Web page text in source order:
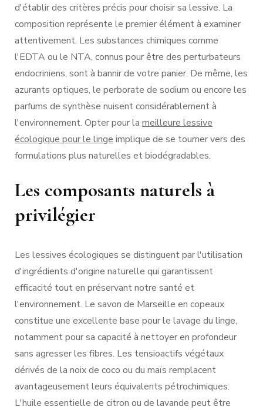
d'établir des critères précis pour choisir sa lessive. La
composition représente le premier élément à examiner
attentivement. Les substances chimiques comme
l'EDTA ou le NTA, connus pour être des perturbateurs
endocriniens, sont à bannir de votre panier. De même, les
azurants optiques, le perborate de sodium ou encore les
parfums de synthèse nuisent considérablement à
l'environnement. Opter pour la meilleure lessive
écologique pour le linge implique de se tourner vers des
formulations plus naturelles et biodégradables.
Les composants naturels à
privilégier
Les lessives écologiques se distinguent par l'utilisation
d'ingrédients d'origine naturelle qui garantissent
efficacité tout en préservant notre santé et
l'environnement. Le savon de Marseille en copeaux
constitue une excellente base pour le lavage du linge,
notamment pour sa capacité à nettoyer en profondeur
sans agresser les fibres. Les tensioactifs végétaux
dérivés de la noix de coco ou du maïs remplacent
avantageusement leurs équivalents pétrochimiques.
L'huile essentielle de citron ou de lavande peut être